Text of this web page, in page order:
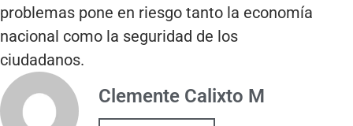
problemas pone en riesgo tanto la economía
nacional como la seguridad de los
ciudadanos.
Clemente Calixto M